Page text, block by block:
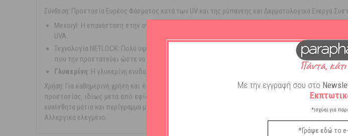
Σύνθεση: Προστασία Ευρέος Φάσματος κατά των UV και της ρύπανσης και Δερματολογικά Ενεργά
Mexoryl: Η επανάσταση στην αντηλιακή προστασία σε βάθος 30 χρόνων: νέο αποκλειστικό
UVA.
Τεχνολογία NETLOCK: Πολύ υψηλή προστασία σε μία αόρατη υφή. Με μία μη λιπαρή και μη
που την προστατεύει ώστε να μην τρέχει παρέχοντας ομοιογενή, πολύ ανθεκτική προστασία.
Γλυκερίνη: Η γλυκερίνη ενυδατώνει σε βάθος το δέρμα από την πρώτη εφαρμογή.
Χρήση: Για καθημερινή χρήση και έκθεση στον ήλιο. Εφαρμόστε το αντηλιακό προϊόν ακριβώς
προστασίας, ιδίως μετά από εφίδρωση ή σκούπισμα με πετσέτα. Δοκιμασμένο υπό
ευαίσθητα μάτια και περίγραμμα ματιών. Δοκιμασμένο σε χρήστες φακών επαφής.
Αλλεργικά ελεγμένο.
Με την εγγραφή σου στο
*ισχύει για